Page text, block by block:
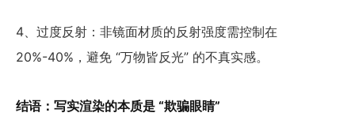
4、过度反射：非镜面材质的反射强度需控制在
20%-40%，避免 “万物皆反光” 的不真实感。
结语：写实渲染的本质是 “欺骗眼睛”